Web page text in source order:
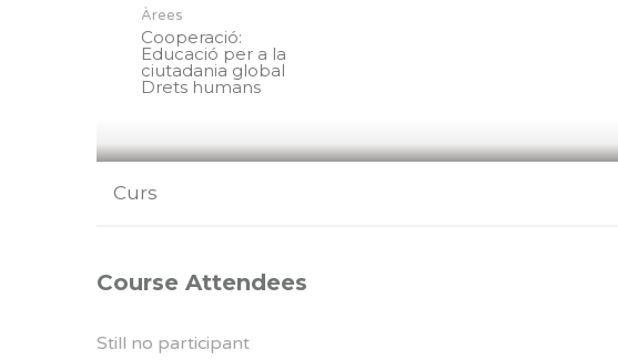
Àrees
Cooperació:
Educació per a la
ciutadania global
Drets humans
Curs
Course Attendees
Still no participant